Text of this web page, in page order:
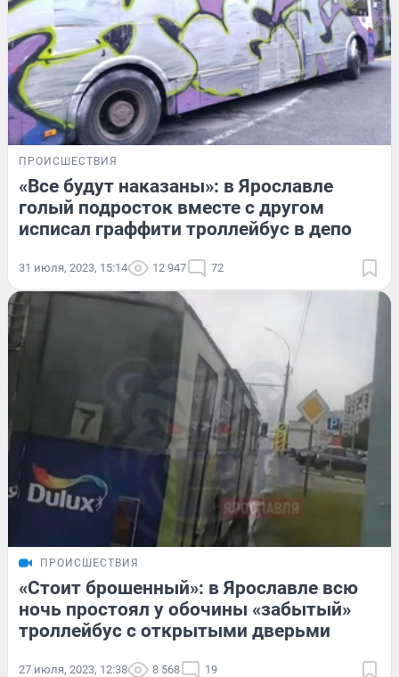
ПРОИСШЕСТВИЯ
«Все будут наказаны»: в Ярославле
голый подросток вместе с другом
исписал граффити троллейбус в депо
31 июля, 2023, 15:14 12 947 72
ПРОИСШЕСТВИЯ
«Стоит брошенный»: в Ярославле всю
ночь простоял у обочины «забытый»
троллейбус с открытыми дверьми
27 июля, 2023, 12:38 8 568 19